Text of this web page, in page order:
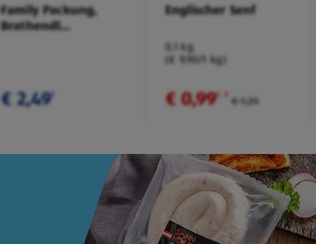
Family Packung,
Brathendl
€ 2,49¹
Englischer Senf
0,1 kg
(€ 9,90/1 kg)
€ 0,99¹ ² € 1,29